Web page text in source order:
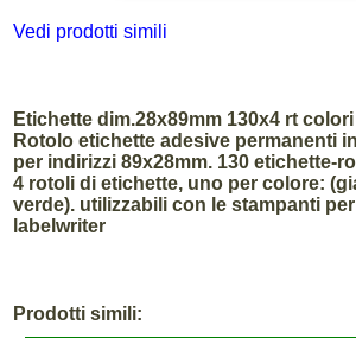
Vedi prodotti simili
Etichette dim.28x89mm 130x4 rt
Rotolo etichette adesive permanenti
per indirizzi 89x28mm. 130 etichette-
4 rotoli di etichette, uno per colore:
verde). utilizzabili con le stampanti
labelwriter
Prodotti simili: